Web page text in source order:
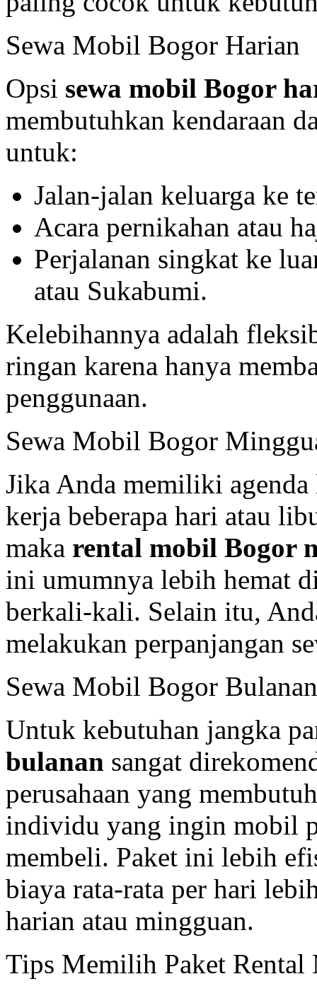
Sewa Mobil Bogor Harian
Opsi sewa mobil Bogor
membutuhkan kendaraan
untuk:
Jalan-jalan keluarga ke
Acara pernikahan atau
Perjalanan singkat ke
atau Sukabumi.
Kelebihannya adalah
ringan karena hanya
penggunaan.
Sewa Mobil Bogor
Jika Anda memiliki
kerja beberapa hari atau
maka rental mobil Bogor
ini umumnya lebih hemat
berkali-kali. Selain itu,
melakukan perpanjangan
Sewa Mobil Bogor Bulanan
Untuk kebutuhan jangka
bulanan sangat
perusahaan yang
individu yang ingin mobil
membeli. Paket ini lebih
biaya rata-rata per hari
harian atau mingguan.
Tips Memilih Paket